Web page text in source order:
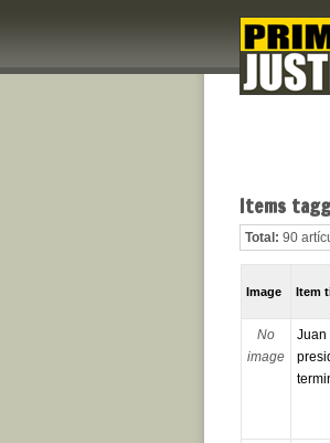
Items
Total: 90
Image Item
No
image
Juan